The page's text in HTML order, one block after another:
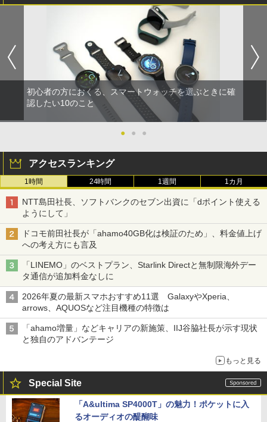
初心者の方におくる、スマートウォッチを選ぶときに確
認したい10のこと
● ● ●
アクセスランキング
1時間 24時間 1週間 1カ月
NTT島田社長、ソフトバンクのセブン出資に「dポイント使える
ようにして」
ドコモ前田社長が「ahamo40GB化は検証のため」、料金値上げ
への考え方にも言及
「LINEMO」のベストプラン、Starlink Directと無制限海外デー
タ通信が追加料金なしに
2026年夏の最新スマホおすすめ11選 GalaxyやXperia、
arrows、AQUOSなど注目機種の特徴は
「ahamo増量」などキャリアの新施策、IIJ谷脇社長が示す現状
と独自のアドバンテージ
もっと見る
Special Site
「A&ultima SP4000T」の魅力！ポケットに入
るオーディオの醍醐味